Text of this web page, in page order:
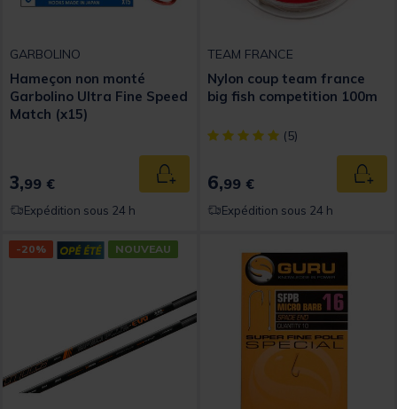
GARBOLINO
Hameçon non monté
Garbolino Ultra Fine Speed
Match (x15)
3,99 € Ajouter au panier
Expédition sous 24 h
TEAM FRANCE
Nylon coup team france
big fish competition 100m
[object Object] out of 5
(5)
6,99 €
Expédition sous 24 h
-20% NOUVEAU